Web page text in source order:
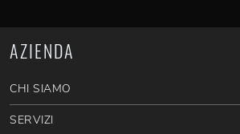
AZIENDA
CHI SIAMO
SERVIZI